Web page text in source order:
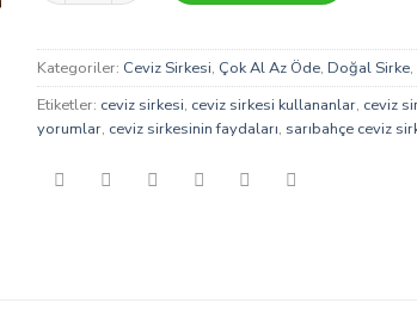
Kategoriler: Ceviz Sirkesi, Çok Al Az Öde, Doğal Sirke,
Etiketler: ceviz sirkesi, ceviz sirkesi kullananlar, ceviz
yorumlar, ceviz sirkesinin faydaları, sarıbahçe ceviz